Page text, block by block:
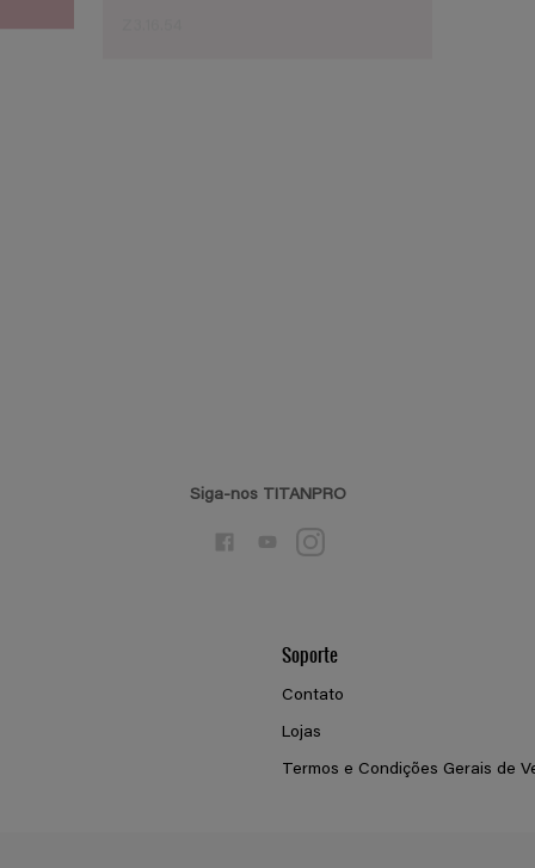
Siga-nos TITANPRO
Soporte
Contato
Lojas
Termos e Condições Gerais de